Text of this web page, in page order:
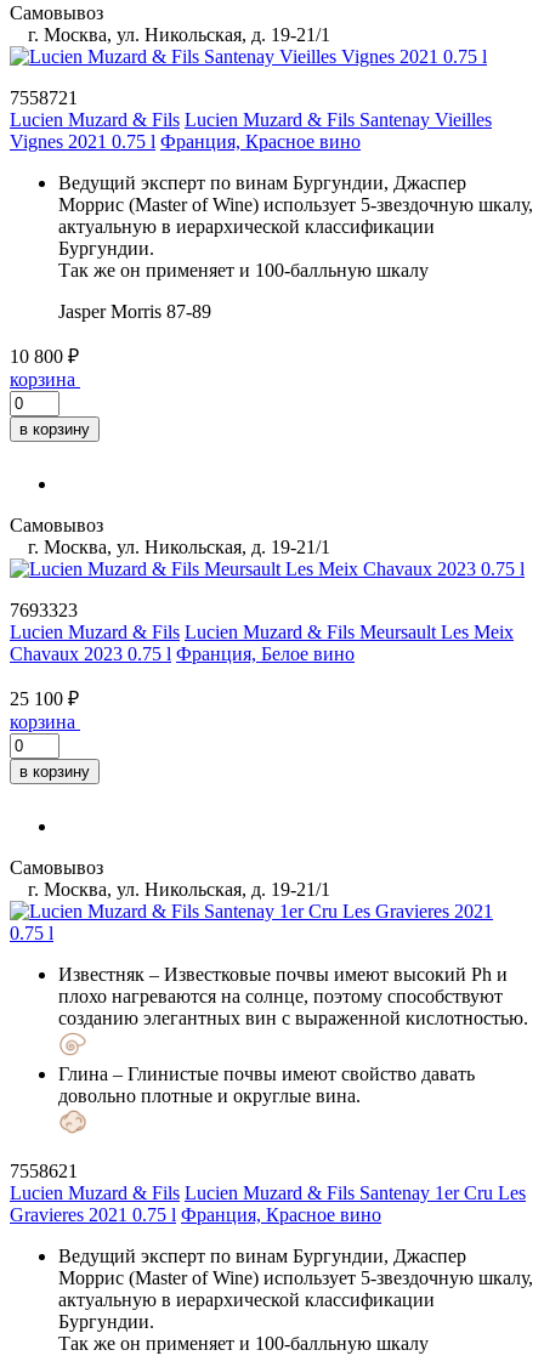
Самовывоз
г. Москва, ул. Никольская, д. 19-21/1
7558721
Lucien Muzard & Fils Lucien Muzard & Fils Santenay Vieilles
Vignes 2021 0.75 l Франция, Красное вино
Ведущий эксперт по винам Бургундии, Джаспер
Моррис (Master of Wine) использует 5-звездочную шкалу,
актуальную в иерархической классификации
Бургундии.
Так же он применяет и 100-балльную шкалу
Jasper Morris 87-89
10 800 ₽
корзина
в корзину
Самовывоз
г. Москва, ул. Никольская, д. 19-21/1
7693323
Lucien Muzard & Fils Lucien Muzard & Fils Meursault Les Meix
Chavaux 2023 0.75 l Франция, Белое вино
25 100 ₽
корзина
в корзину
Самовывоз
г. Москва, ул. Никольская, д. 19-21/1
Известняк – Известковые почвы имеют высокий Ph и
плохо нагреваются на солнце, поэтому способствуют
созданию элегантных вин с выраженной кислотностью.
Глина – Глинистые почвы имеют свойство давать
довольно плотные и округлые вина.
7558621
Lucien Muzard & Fils Lucien Muzard & Fils Santenay 1er Cru Les
Gravieres 2021 0.75 l Франция, Красное вино
Ведущий эксперт по винам Бургундии, Джаспер
Моррис (Master of Wine) использует 5-звездочную шкалу,
актуальную в иерархической классификации
Бургундии.
Так же он применяет и 100-балльную шкалу